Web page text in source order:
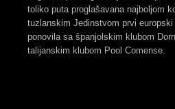
toliko puta proglašavana najboljom
tuzlanskim Jedinstvom prvi
ponovila sa španjolskim klubom
talijanskim klubom Pool Comense.